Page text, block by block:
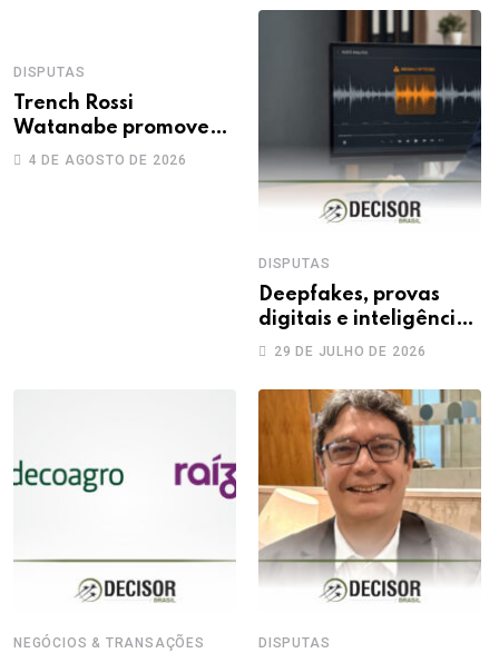
DISPUTAS
Trench Rossi
Watanabe promove
sete advogados a
4 DE AGOSTO DE 2026
DISPUTAS
Deepfakes, provas
digitais e inteligência
artificial: novos
da prova trabalhista
29 DE JULHO DE 2026
NEGÓCIOS & TRANSAÇÕES DISPUTAS